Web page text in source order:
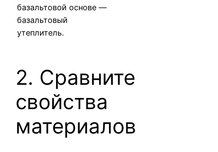
базальтовой основе —
базальтовый
утеплитель.
2. Сравните
свойства
материалов